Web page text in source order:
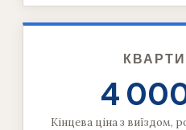
4
Кінцева ціна з виїздом,